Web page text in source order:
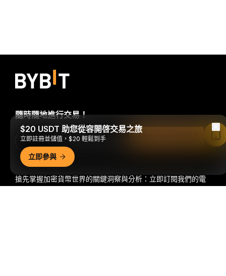
搶先掌握加密貨幣世界的關鍵洞察與分析：立即訂閱我們的電
隨時隨地進行交易！
Download Bybit App
$20 USDT 助您從容開啓交易之旅
立即註冊並儲值，$20 輕鬆到手
立即參與